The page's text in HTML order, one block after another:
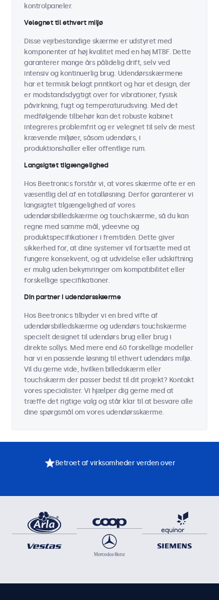
kontrolpaneler.
Velegnet til ethvert miljø
Disse vejrbestandige skærme er udstyret med
komponenter af høj kvalitet med en høj MTBF. Dette
garanterer mange års pålidelig drift, selv ved
intensiv og kontinuerlig brug. Udendørsskærmene
har et termisk belagt printkort og har et design, der
er modstandsdygtigt over for vibrationer, fysisk
påvirkning, fugt og temperaturudsving. Med det
medfølgende tilbehør kan det robuste kabinet
integreres problemfrit og er velegnet til selv de mest
krævende miljøer, såsom udendørs, i
produktionshaller eller offentlige rum.
Langsigtet tilgængelighed
Hos Beetronics forstår vi, at vores skærme ofte er en
væsentlig del af en totalløsning. Derfor garanterer vi
langsigtet tilgængelighed af vores
udendørsbilledskærme og touchskærme, så du kan
regne med samme mål, ydeevne og
produktspecifikationer i fremtiden. Dette giver
sikkerhed for, at dine systemer vil fortsætte med at
fungere konsekvent, og at udvidelse eller udskiftning
er mulig uden bekymringer om kompatibilitet eller
forskellige specifikationer.
Din partner i udendørsskærme
Hos Beetronics tilbyder vi en bred vifte af
udendørsbilledskærme og udendørs touchskærme
specielt designet til udendørs brug eller brug i
direkte sollys. Med mere end 60 forskellige modeller
har vi en passende løsning til ethvert udendørs miljø.
Vil du gerne vide, hvilken billedskærm eller
touchskærm der passer bedst til dit projekt? Kontakt
vores specialister. Vi hjælper dig gerne med at
træffe det rigtige valg og står klar til at besvare alle
dine spørgsmål om vores udendørsskærme.
Betroet af virksomheder verden over